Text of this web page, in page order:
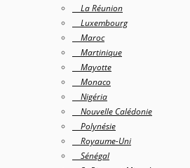
La Réunion
Luxembourg
Maroc
Martinique
Mayotte
Monaco
Nigéria
Nouvelle Calédonie
Polynésie
Royaume-Uni
Sénégal